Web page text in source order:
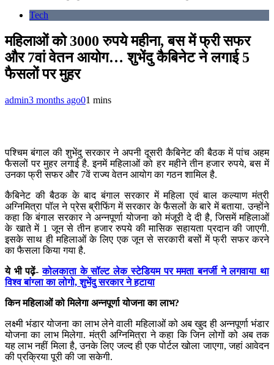
Tech
महिलाओं को 3000 रुपये महीना, बस में फ्री सफर
और 7वां वेतन आयोग… शुभेंदु कैबिनेट ने लगाई 5
फैसलों पर मुहर
admin3 months ago01 mins
पश्चिम बंगाल की शुभेंदु सरकार ने अपनी दूसरी कैबिनेट की बैठक में पांच अहम
फैसलों पर मुहर लगाई है. इनमें महिलाओं को हर महीने तीन हजार रुपये, बस में
उनका फ्री सफर और 7वें राज्य वेतन आयोग का गठन शामिल है.
कैबिनेट की बैठक के बाद बंगाल सरकार में महिला एवं बाल कल्याण मंत्री
अग्निमित्रा पॉल ने प्रेस ब्रीफिंग में सरकार के फैसलों के बारे में बताया. उन्होंने
कहा कि बंगाल सरकार ने अन्नपूर्णा योजना को मंजूरी दे दी है, जिसमें महिलाओं
के खाते में 1 जून से तीन हजार रुपये की मासिक सहायता प्रदान की जाएगी.
इसके साथ ही महिलाओं के लिए एक जून से सरकारी बसों में फ्री सफर करने
का फैसला किया गया है.
ये भी पढ़ें-कोलकाता के सॉल्ट लेक स्टेडियम पर ममता बनर्जी ने लगवाया था
विश्व बांग्ला का लोगो, शुभेंदु सरकार ने हटाया
किन महिलाओं को मिलेगा अन्नपूर्णा योजना का लाभ?
लक्ष्मी भंडार योजना का लाभ लेने वाली महिलाओं को अब खुद ही अन्नपूर्णा भंडार
योजना का लाभ मिलेगा. मंत्री अग्निमित्रा ने कहा कि जिन लोगों को अब तक
यह लाभ नहीं मिला है, उनके लिए जल्द ही एक पोर्टल खोला जाएगा, जहां आवेदन
की प्रक्रिया पूरी की जा सकेगी.